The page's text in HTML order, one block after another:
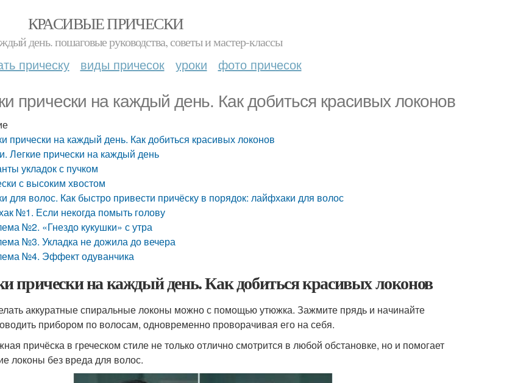
КРАСИВЫЕ ПРИЧЕСКИ
день. пошаговые руководства, советы и мастер-классы
прическу виды причесок уроки фото причесок
прически на каждый день. Как добиться красивых локонов
прически на каждый день. Как добиться красивых локонов
Легкие прически на каждый день
укладок с пучком
с высоким хвостом
для волос. Как быстро привести причёску в порядок: лайфхаки для волос
№1. Если некогда помыть голову
№2. «Гнездо кукушки» с утра
№3. Укладка не дожила до вечера
№4. Эффект одуванчика
прически на каждый день. Как добиться красивых локонов
аккуратные спиральные локоны можно с помощью утюжка. Зажмите прядь и начинайте
прибором по волосам, одновременно проворачивая его на себя.
причёска в греческом стиле не только отлично смотрится в любой обстановке, но и помогает
локоны без вреда для волос.